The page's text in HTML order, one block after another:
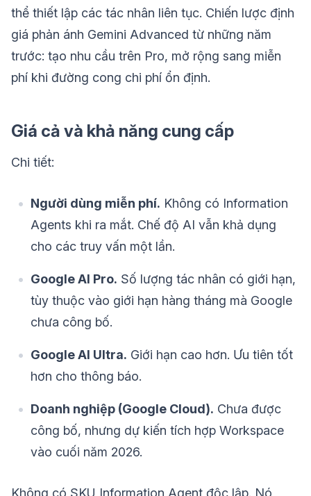
thể thiết lập các tác nhân liên tục. Chiến lược định
giá phản ánh Gemini Advanced từ những năm
trước: tạo nhu cầu trên Pro, mở rộng sang miễn
phí khi đường cong chi phí ổn định.
Giá cả và khả năng cung cấp
Chi tiết:
Người dùng miễn phí. Không có Information
Agents khi ra mắt. Chế độ AI vẫn khả dụng
cho các truy vấn một lần.
Google AI Pro. Số lượng tác nhân có giới hạn,
tùy thuộc vào giới hạn hàng tháng mà Google
chưa công bố.
Google AI Ultra. Giới hạn cao hơn. Ưu tiên tốt
hơn cho thông báo.
Doanh nghiệp (Google Cloud). Chưa được
công bố, nhưng dự kiến tích hợp Workspace
vào cuối năm 2026.
Không có SKU Information Agent độc lập. Nó